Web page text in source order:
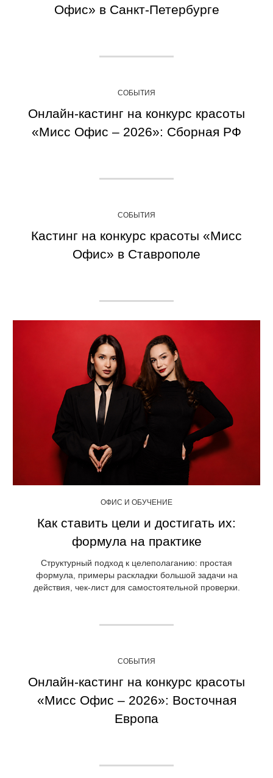
Офис» в Санкт-Петербурге
СОБЫТИЯ
Онлайн-кастинг на конкурс красоты
«Мисс Офис – 2026»: Сборная РФ
СОБЫТИЯ
Кастинг на конкурс красоты «Мисс
Офис» в Ставрополе
ОФИС И ОБУЧЕНИЕ
Как ставить цели и достигать их:
формула на практике
Структурный подход к целеполаганию: простая
формула, примеры раскладки большой задачи на
действия, чек-лист для самостоятельной проверки.
СОБЫТИЯ
Онлайн-кастинг на конкурс красоты
«Мисс Офис – 2026»: Восточная
Европа